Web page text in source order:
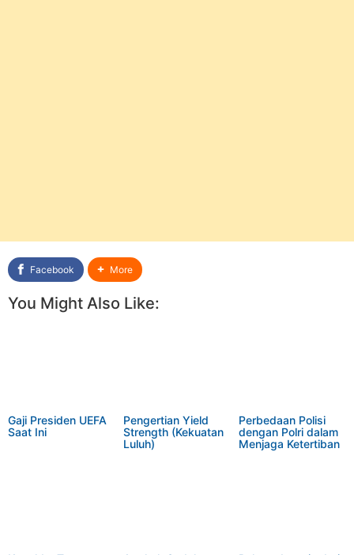
Facebook More
You Might Also Like:
Gaji Presiden UEFA
Saat Ini
Pengertian Yield
Strength (Kekuatan
Luluh)
Perbedaan Polisi
dengan Polri dalam
Menjaga Ketertiban